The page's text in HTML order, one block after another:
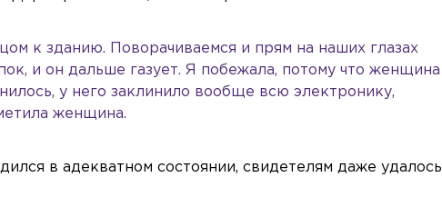
к зданию. Поворачиваемся и прям на наших глазах
и он дальше газует. Я побежала, потому что женщина
у него заклинило вообще всю электронику,
женщина.
в адекватном состоянии, свидетелям даже удалось